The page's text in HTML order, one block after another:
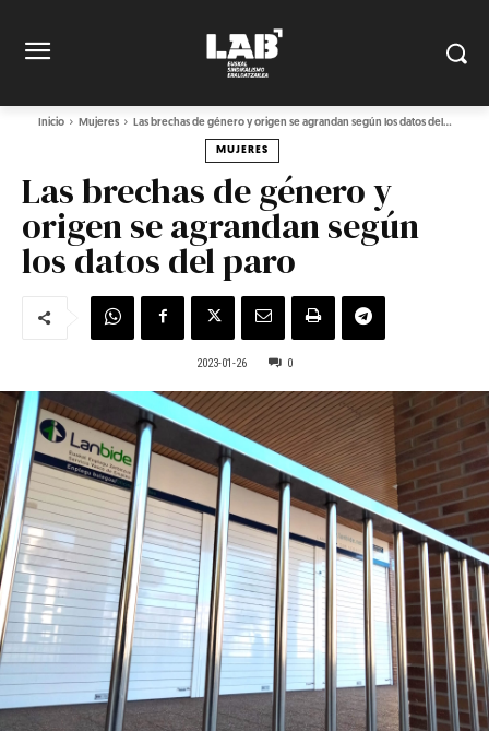
Inicio Mujeres Las brechas de género y origen se agrandan según los datos del...
MUJERES
Las brechas de género y
origen se agrandan según
los datos del paro
2023-01-26 0